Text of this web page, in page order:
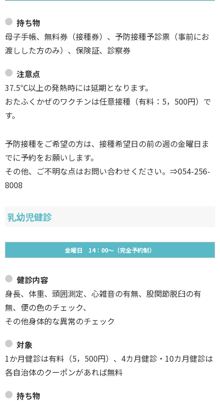
持ち物
母子手帳、無料券（接種券）、予防接種予診票（事前にお
渡しした方のみ）、保険証、診察券
注意点
37.5℃以上の発熱時には延期となります。
おたふくかぜのワクチンは任意接種（有料：5，500円）で
す。
予防接種をご希望の方は、接種希望日の前の週の金曜日ま
でに予約をお願いします。
その他、ご不明な点はお問い合わせください。⇒054-256-
8008
乳幼児健診
金曜日 14：00～（完全予約制）
健診内容
身長、体重、頭囲測定、心雑音の有無、股関節脱臼の有
無、便の色のチェック、
その他身体的な異常のチェック
対象
1か月健診は有料（5，500円）、4カ月健診・10カ月健診は
各自治体のクーポンがあれば無料
持ち物